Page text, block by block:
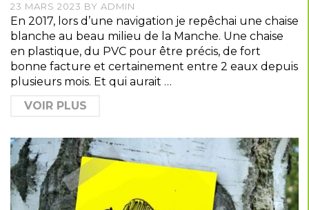
23 MARS 2023 BY ADMIN
En 2017, lors d’une navigation je repêchai une chaise
blanche au beau milieu de la Manche. Une chaise
en plastique, du PVC pour être précis, de fort
bonne facture et certainement entre 2 eaux depuis
plusieurs mois. Et qui aurait …
VOIR PLUS